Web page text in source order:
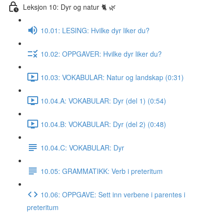
Leksjon 10: Dyr og natur 🐈 🌿
10.01: LESING: Hvilke dyr liker du?
10.02: OPPGAVER: Hvilke dyr liker du?
10.03: VOKABULAR: Natur og landskap (0:31)
10.04.A: VOKABULAR: Dyr (del 1) (0:54)
10.04.B: VOKABULAR: Dyr (del 2) (0:48)
10.04.C: VOKABULAR: Dyr
10.05: GRAMMATIKK: Verb i preteritum
10.06: OPPGAVE: Sett inn verbene i parentes i
preteritum